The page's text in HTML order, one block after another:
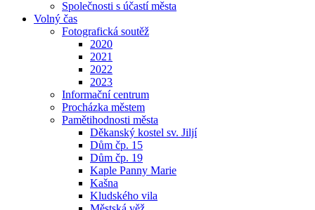
Společnosti s účastí města
Volný čas
Fotografická soutěž
2020
2021
2022
2023
Informační centrum
Procházka městem
Pamětihodnosti města
Děkanský kostel sv. Jiljí
Dům čp. 15
Dům čp. 19
Kaple Panny Marie
Kašna
Kludského vila